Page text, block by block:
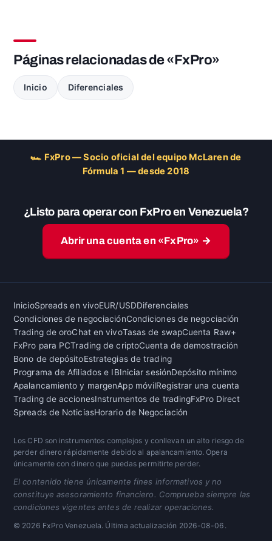
Páginas relacionadas de «FxPro»
Inicio Diferenciales
🏎 FxPro — Socio oficial del equipo McLaren de
Fórmula 1 — desde 2018
¿Listo para operar con FxPro en Venezuela?
Abrir una cuenta en «FxPro» →
InicioSpreads en vivoEUR/USDDiferenciales
Condiciones de negociaciónCondiciones de negociación
Trading de oroChat en vivoTasas de swapCuenta Raw+
FxPro para PCTrading de criptoCuenta de demostración
Bono de depósitoEstrategias de trading
Programa de Afiliados e IBIniciar sesiónDepósito mínimo
Apalancamiento y margenApp móvilRegistrar una cuenta
Trading de accionesInstrumentos de tradingFxPro Direct
Spreads de NoticiasHorario de Negociación
Los CFD son instrumentos complejos y conllevan un alto riesgo de
perder dinero rápidamente debido al apalancamiento. Opera
únicamente con dinero que puedas permitirte perder.
El contenido tiene únicamente fines informativos y no
constituye asesoramiento financiero. Comprueba siempre las
condiciones vigentes antes de realizar operaciones.
© 2026 FxPro Venezuela. Última actualización 2026-08-06 .